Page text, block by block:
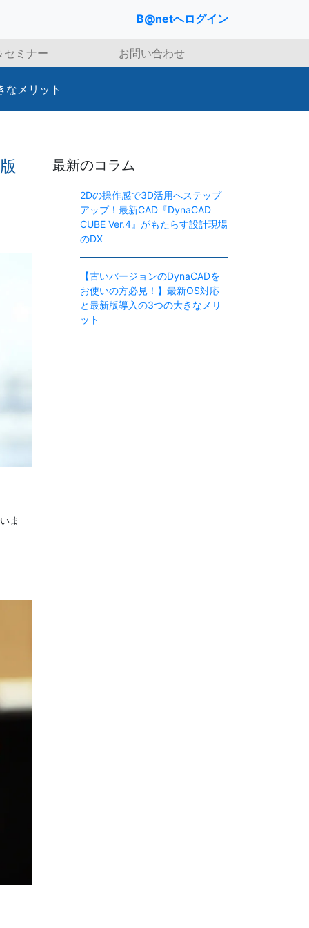
B@netへログイン
セミナー お問い合わせ
なメリット
ま
最新のコラム
2Dの操作感で3D活用へステップ
アップ！最新CAD『DynaCAD
CUBE Ver.4』がもたらす設計現場
のDX
【古いバージョンのDynaCADを
お使いの方必見！】最新OS対応
と最新版導入の3つの大きなメリ
ット